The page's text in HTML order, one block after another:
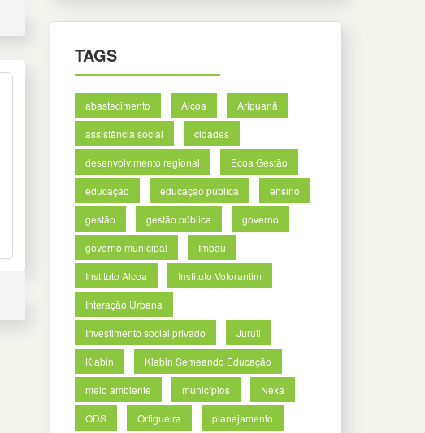
TAGS
abastecimento Alcoa Aripuanã
assistência social cidades
desenvolvimento regional Ecoa Gestão
educação educação pública ensino
gestão gestão pública governo
governo municipal Imbaú
Instituto Alcoa Instituto Votorantim
Interação Urbana
Investimento social privado Juruti
Klabin Klabin Semeando Educação
meio ambiente municípios Nexa
ODS Ortigueira planejamento